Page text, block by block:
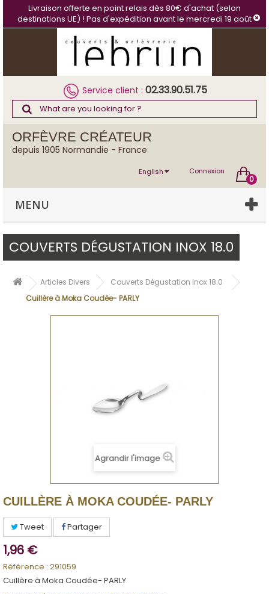
Livraison offerte en point relais dès 80€ d'achat (selon
destinations UE) ! Pas d'expédition avant le mercredi 19 août
Service client : 02.33.90.51.75
ORFÈVRE CRÉATEUR
depuis 1905 Normandie - France
0
Connexion
English
MENU
COUVERTS DÉGUSTATION INOX 18.0
Articles Divers
Couverts Dégustation Inox 18.0
Cuillère à Moka Coudée- PARLY
Agrandir l'image
CUILLÈRE À MOKA COUDÉE- PARLY
Tweet Partager
1,96 €
Référence : 291059
Cuillère à Moka Coudée- PARLY
Cookies management panel